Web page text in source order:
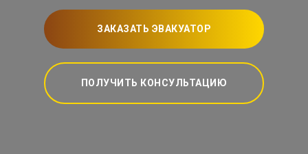
ЗАКАЗАТЬ ЭВАКУАТОР
ПОЛУЧИТЬ КОНСУЛЬТАЦИЮ